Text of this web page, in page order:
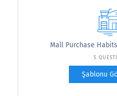
Mall Purchase
5
Şablonu